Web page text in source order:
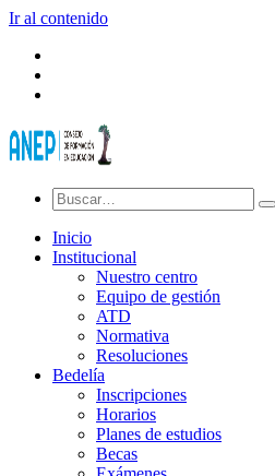
Ir al contenido
Inicio
Institucional
Nuestro centro
Equipo de gestión
ATD
Normativa
Resoluciones
Bedelía
Inscripciones
Horarios
Planes de estudios
Becas